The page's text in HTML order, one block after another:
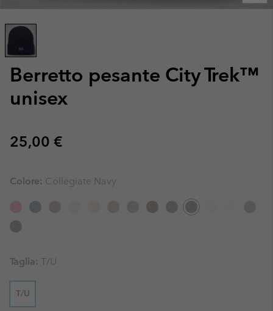
Berretto pesante City Trek™
unisex
Regular price:
25,00 €
Colore: Collegiate Navy
Taglia: T/U
T/U